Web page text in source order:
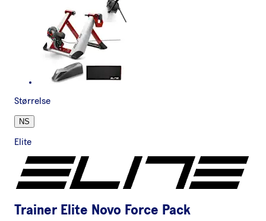
Størrelse
NS
Elite
Trainer Elite Novo Force Pack